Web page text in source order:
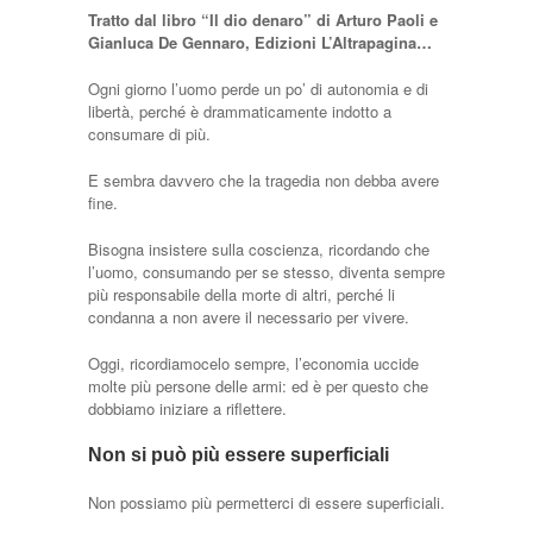
Tratto dal libro “Il dio denaro” di Arturo Paoli e
Gianluca De Gennaro, Edizioni L’Altrapagina…
Ogni giorno l’uomo perde un po’ di autonomia e di
libertà, perché è drammaticamente indotto a
consumare di più.
E sembra davvero che la tragedia non debba avere
fine.
Bisogna insistere sulla coscienza, ricordando che
l’uomo, consumando per se stesso, diventa sempre
più responsabile della morte di altri, perché li
condanna a non avere il necessario per vivere.
Oggi, ricordiamocelo sempre, l’economia uccide
molte più persone delle armi: ed è per questo che
dobbiamo iniziare a riflettere.
Non si può più essere superficiali
Non possiamo più permetterci di essere superficiali.